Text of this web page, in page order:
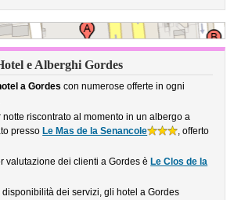
e Alberghi Gordes
a Gordes con numerose offerte in ogni
notte riscontrato al momento in un albergo a
presso Le Mas de la Senancole
, offerto
valutazione dei clienti a Gordes è Le Clos de la
dei servizi, gli hotel a Gordes